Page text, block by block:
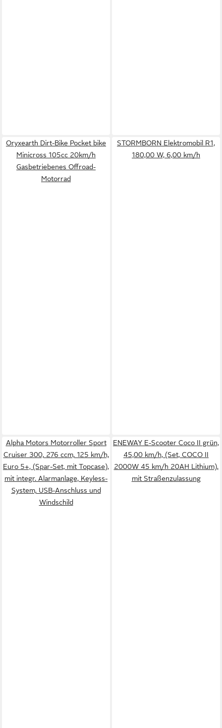
Oryxearth Dirt-Bike Pocket bike
Minicross 105cc 20km/h
Gasbetriebenes Offroad-
Motorrad
STORMBORN Elektromobil R1,
180,00 W, 6,00 km/h
Alpha Motors Motorroller Sport
Cruiser 300, 276 ccm, 125 km/h,
Euro 5+, (Spar-Set, mit Topcase),
mit integr. Alarmanlage, Keyless-
System, USB-Anschluss und
Windschild
ENEWAY E-Scooter Coco II grün,
45,00 km/h, (Set, COCO II
2000W 45 km/h 20AH Lithium),
mit Straßenzulassung